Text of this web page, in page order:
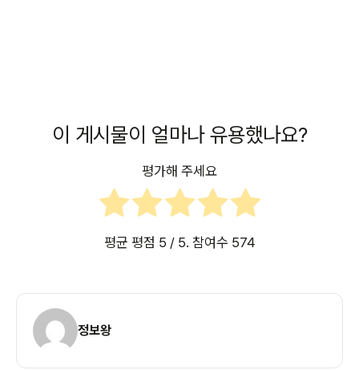
이 게시물이 얼마나 유용했나요?
평가해 주세요
평균 평점 5 / 5. 참여수 574
정보왕